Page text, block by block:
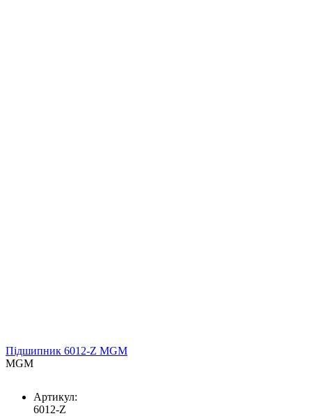
Підшипник 6012-Z MGM
MGM
Артикул:
6012-Z